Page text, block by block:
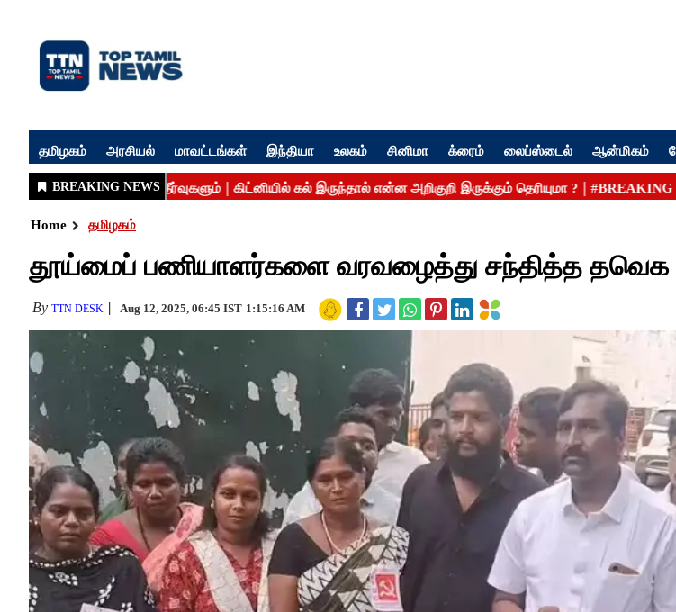
தமிழகம் அரசியல் மாவட்டங்கள் இந்தியா உலகம் சினிமா க்ரைம் லைப்ஸ்டைல் ஆன்மிகம்
Home தமிழகம்
தூய்மைப் பணியாளர்களை வரவழைத்து சந்தித்த தவெக
By TTN DESK Aug 12, 2025, 06:45 IST 1:15:16 AM